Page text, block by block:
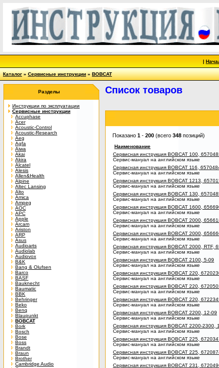
|
Каталог»Сервисные инструкции»BOBCAT
Разделы
Инструкции по эксплуатации
Сервисные инструкции
Accuphase
Acer
Acoustic-Control
Acoustic-Research
Aeg
Agfa
Aiwa
Akai
Akira
Alcatel
Alesis
Allen&Health
Alpine
Altec Lansing
Alto
Amica
Ampeg
AOC
APC
Apple
Arcam
Ariston
ARP
Asus
Audioarts
Audiolab
Audiovox
B&K
Bang & Olufsen
Barco
BASF
Bauknecht
Baumatic
BBK
Behringer
Beko
Benq
Blaupunkt
BOBCAT
Bork
Bosch
Bose
Boss
Brandt
Braun
Brother
Cambridge Audio
Список товаров
Показано 1 - 200 (всего 348 позиций)
Наименование
Сервисная инструкция BOBCAT 100,
Сервис-мануал на английском языке
Сервисная инструкция BOBCAT 116,
Сервис-мануал на английском языке
Сервисная инструкция BOBCAT 1213,
Сервис-мануал на английском языке
Сервисная инструкция BOBCAT 130,
Сервис-мануал на английском языке
Сервисная инструкция BOBCAT 1600,
Сервис-мануал на английском языке
Сервисная инструкция BOBCAT 2000,
Сервис-мануал на английском языке
Сервисная инструкция BOBCAT 2000,
Сервис-мануал на английском языке
Сервисная инструкция BOBCAT 2000, RTF,
Сервис-мануал на английском языке
Сервисная инструкция BOBCAT 2100, 5-09
Сервис-мануал на английском языке
Сервисная инструкция BOBCAT 220,
Сервис-мануал на английском языке
Сервисная инструкция BOBCAT 220,
Сервис-мануал на английском языке
Сервисная инструкция BOBCAT 220,
Сервис-мануал на английском языке
Сервисная инструкция BOBCAT 2200, 12-09
Сервис-мануал на английском языке
Сервисная инструкция BOBCAT 2200-2300,
Сервис-мануал на английском языке
Сервисная инструкция BOBCAT 225,
Сервис-мануал на английском языке
Сервисная инструкция BOBCAT 225,
Сервис-мануал на английском языке
Сервисная инструкция BOBCAT 231,